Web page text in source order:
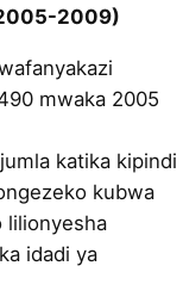
2009)
mwaka 2005
katika kipindi
kubwa
lilionyesha
idadi ya